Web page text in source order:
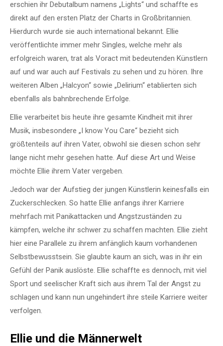
erschien ihr Debutalbum namens „Lights“ und schaffte es
direkt auf den ersten Platz der Charts in Großbritannien.
Hierdurch wurde sie auch international bekannt. Ellie
veröffentlichte immer mehr Singles, welche mehr als
erfolgreich waren, trat als Voract mit bedeutenden Künstlern
auf und war auch auf Festivals zu sehen und zu hören. Ihre
weiteren Alben „Halcyon“ sowie „Delirium“ etablierten sich
ebenfalls als bahnbrechende Erfolge.
Ellie verarbeitet bis heute ihre gesamte Kindheit mit ihrer
Musik, insbesondere „I know You Care“ bezieht sich
größtenteils auf ihren Vater, obwohl sie diesen schon sehr
lange nicht mehr gesehen hatte. Auf diese Art und Weise
möchte Ellie ihrem Vater vergeben.
Jedoch war der Aufstieg der jungen Künstlerin keinesfalls ein
Zuckerschlecken. So hatte Ellie anfangs ihrer Karriere
mehrfach mit Panikattacken und Angstzuständen zu
kämpfen, welche ihr schwer zu schaffen machten. Ellie zieht
hier eine Parallele zu ihrem anfänglich kaum vorhandenen
Selbstbewusstsein. Sie glaubte kaum an sich, was in ihr ein
Gefühl der Panik auslöste. Ellie schaffte es dennoch, mit viel
Sport und seelischer Kraft sich aus ihrem Tal der Angst zu
schlagen und kann nun ungehindert ihre steile Karriere weiter
verfolgen.
Ellie und die Männerwelt